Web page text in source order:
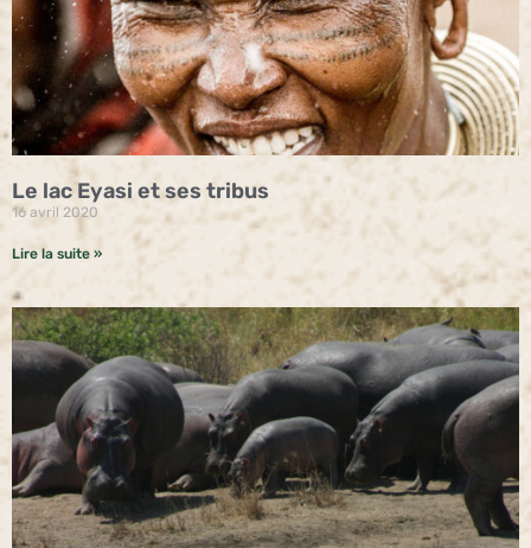
Le lac Eyasi et ses tribus
16 avril 2020
Lire la suite »